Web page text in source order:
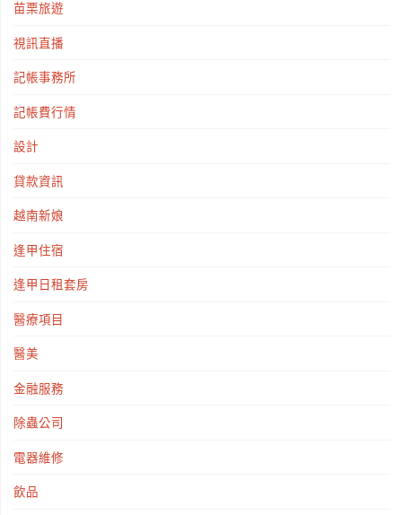
苗栗旅遊
視訊直播
記帳事務所
記帳費行情
設計
貸款資訊
越南新娘
逢甲住宿
逢甲日租套房
醫療項目
醫美
金融服務
除蟲公司
電器維修
飲品